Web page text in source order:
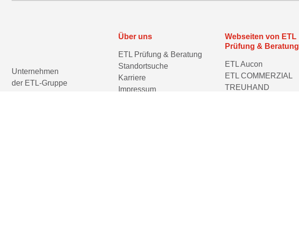
Unternehmen
der ETL-Gruppe
Über uns
ETL Prüfung & Beratung
Standortsuche
Karriere
Impressum
Webseiten von ETL
Prüfung & Beratung
ETL Aucon
ETL COMMERZIAL
TREUHAND